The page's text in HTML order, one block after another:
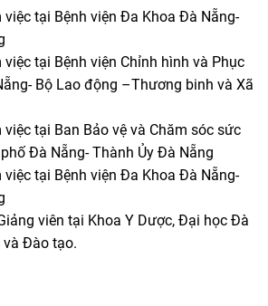
việc tại Bệnh viện Đa Khoa Đà Nẵng-
tại Bệnh viện Chỉnh hình và Phục
Bộ Lao động –Thương binh và Xã
tại Ban Bảo vệ và Chăm sóc sức
Đà Nẵng- Thành Ủy Đà Nẵng
việc tại Bệnh viện Đa Khoa Đà Nẵng-
viên tại Khoa Y Dược, Đại học Đà
và Đào tạo.